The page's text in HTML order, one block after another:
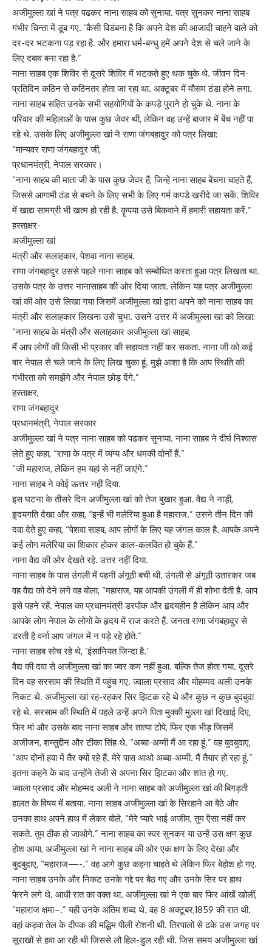
अजीमुल्ला खां ने पत्र पढकर नाना साहब को सुनाया. पत्र सुनकर नाना साहब
गंभीर चिन्ता में डूब गए. ’कैसी विडंबना है कि अपने देश की आजादी चाहने वाले को
दर-दर भटकना पड़ रहा है. और हमारा धर्म-बन्धु हमें अपने देश से चले जाने के
लिए दबाव बना रहा है.”
नाना साहब एक शिविर से दूसरे शिविर में भटकते हुए थक चुके थे. जीवन दिन-
प्रतिदिन कठिन से कठिनतर होता जा रहा था. अक्टूबर में मौसम ठंडा होने लगा.
नाना साहब सहित उनके सभी सहयोगियों के कपड़े पुराने हो चुके थे. नाना के
परिवार की महिलाओं के पास कुछ जेवर थी, लेकिन वह उन्हें बाजार में बेंच नहीं पा
रहे थे. उसके लिए अजीमुल्ला खां ने राणा जंगबहादुर को पत्र लिखा:
“मान्यवर राणा जंगबहादुर जी,
प्रधानमंत्री, नेपाल सरकार।
“नाना साहब की माता जी के पास कुछ जेवर हैं, जिन्हें नाना साहब बेंचना चाहते हैं,
जिससे आगामी ठंड से बचने के लिए सभी के लिए गर्म कपडे खरीदे जा सकें. शिविर
में खाद्य सामग्री भी खत्म हो रही है. कॄपया उसे बिकवाने में हमारी सहायता करें.”
हस्ताक्षर-
अजीमुल्ला खां
मंत्री और सलाहकार, पेशवा नाना साहब.
राणा जंगबहादुर उससे पहले नाना साहब को सम्बोधित करता हुआ पत्र लिखता था.
उसके पत्र के उत्तर नानासाहब की ओर दिया जाता. लेकिन यह पत्र अजीमुल्ला
खां की ओर उसे लिखा गया जिसमें अजीमुल्ला खां द्वारा अपने को नाना साहब का
मंत्री और सलाहकार लिखना उसे चुभा. उसने उत्तर में अजीमुल्ला खां को लिखा:
“नाना साहब के मंत्री और सलाहकार अजीमुल्ला खां साहब,
मैं आप लोगों की किसी भी प्रकार की सहायता नहीं कर सकता. नाना जी को कई
बार नेपाल से चले जाने के लिए लिख चुका हूं. मुझे आशा है कि आप स्थिति की
गंभीरता को समझेंगे और नेपाल छोड़ देंगे.”
हस्ताक्षर,
राणा जंगबहादुर
प्रधानमंत्री, नेपाल सरकार
अजीमुल्ला खां ने पत्र नाना साहब को पढकर सुनाया. नाना साहब ने दीर्घ निश्वास
लेते हुए कहा, “राणा के पत्र में व्यंग्य और धमकी दोनों हैं.”
“जी महाराज, लेकिन हम यहां से नहीं जाएंगे.”
नाना साहब ने कोई ऊत्तर नहीं दिया.
इस घटना के तीसरे दिन अजीमुल्ला खां को तेज बुखार हुआ. वैद्य ने नाड़ी,
हॄदयगति देखा और कहा, “इन्हें भी मलेरिया हुआ है महाराज.” उसने तीन दिन की
दवा देते हुए कहा, “पेशवा साहब, आप लोगों के लिए यह जंगल काल है. आपके अपने
कई लोग मलेरिया का शिकार होकर काल-कलवित हो चुके हैं.”
नाना वैद्य की ओर देखते रहे. उत्तर नहीं दिया.
नाना साहब के पास उंगली में पहनी अंगूठी बची थी. उंगली से अंगूठी उतारकर जब
वह वैद्य को देने लगे वह बोला, “महाराज, यह आपकी उंगली में ही शोभा देती है. आप
इसे पहने रहें. नेपाल का प्रधानमंत्री डरपोक और हृदयहीन है लेकिन आप और
आपके लोग नेपाल के लोगों के हृदय में राज करते हैं. जनता राणा जंगबहादुर से
डरती है वर्ना आप जंगल में न पड़े रहे होते.”
नाना साहब सोच रहे थे, ’इंसानियत जिन्दा है.’
वैद्य की दवा से अजीमुल्ला खां का ज्वर कम नहीं हुआ. बल्कि तेज होता गया. दूसरे
दिन वह सरसाम की स्थिति में पहुंच गए. ज्वाला प्रसाद और मोहम्मद अली उनके
निकट थे. अजीमुल्ला खां रह-रहकर सिर झिटक रहे थे और कुछ न कुछ बुदबुदा
रहे थे. सरसाम की स्थिति में पहले उन्हें अपने पिता मुक्की मुल्ला खां दिखाई दिए,
फिर मां और उसके बाद नाना साहब और तात्या टोपे, फिर एक भीड़ जिसमें
अजीजन, शम्सुद्दीन और टीका सिंह थे. “अब्बा-अम्मी मैं आ रहा हूं.” वह बुदबुदाए,
“आप दोनों हवा में तैर क्यों रहे हैं. मेरे पास आओ अब्बा-अम्मी. मैं तैयार हो रहा हूं.”
इतना कहने के बाद उन्होंने तेजी से अपना सिर झिटका और शांत हो गए.
ज्वाला प्रसाद और मोहम्मद अली ने नाना साहब को अजीमुल्ला खां की बिगड़ती
हालत के विषय में बताया. नाना साहब अजीमुल्ला खां के सिरहाने आ बैठे और
उनका हाथ अपने हाथ में लेकर बोले, “मेरे प्यारे भाई अजीम, तुम ऎसा नहीं कर
सकते. तुम ठीक हो जाओगे.” नाना साहब का स्वर सुनकर या उन्हें उस क्षण कुछ
होश आया, अजीमुल्ला खां ने नाना साहब की ओर एक क्षण के लिए देखा और
बुदबुदाए, “महाराज—-.” वह आगे कुछ कहना चाहते थे लेकिन फिर बेहोश हो गए.
नाना साहब उनके और निकट उनके गद्दे पर बैठ गए और उनके सिर पर हाथ
फेरने लगे थे. आधी रात का वक्त था. अजीमुल्ला खां ने एक बार फिर आंखें खोलीं,
“महाराज क्षमा–.” यही उनके अंतिम शब्द थे. वह 8 अक्टूबर,1859 की रात थी.
वहां कड़वा तेल के दीपक की मद्धिम पीली रोशनी थी. तिरपालों से ढके उस जगह पर
सूराखों से हवा आ रही थी जिससे लौ हिल-डुल रही थी. जिस समय अजीमुल्ला खां